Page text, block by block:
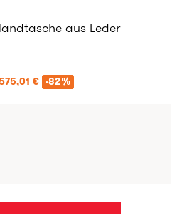
aus Leder
€ -82%